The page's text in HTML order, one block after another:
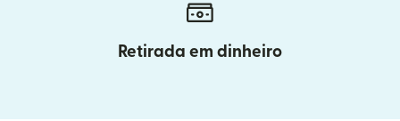
Retirada em dinheiro